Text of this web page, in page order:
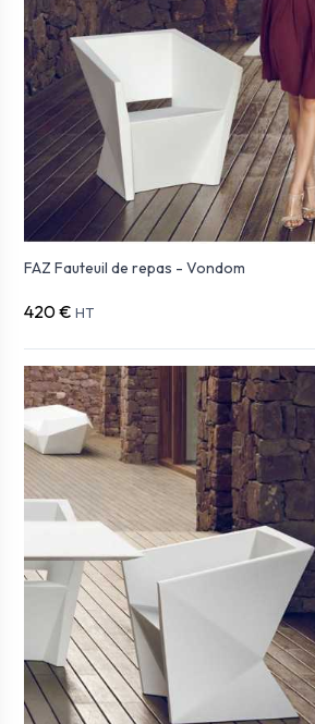
FAZ Fauteuil de repas - Vondom
420 € HT